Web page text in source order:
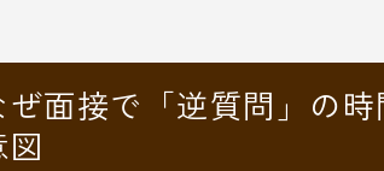
ぜ面接で「逆質問」の
図